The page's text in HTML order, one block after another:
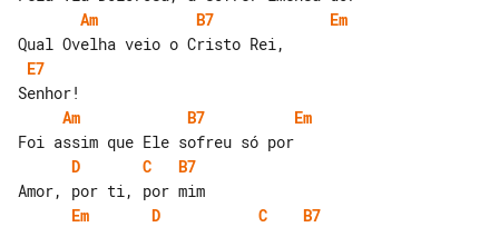
Am
B7
Em
E7
Am
B7
Em
D
C
B7
Em
D C
B7